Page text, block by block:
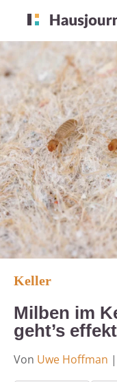
Keller
Milben im
geht’s
Von Uwe Hoffman |